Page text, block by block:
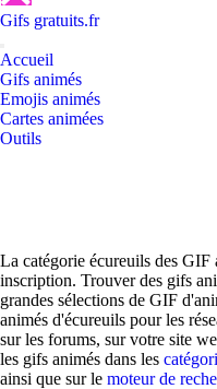
Gifs gratuits.fr
Accueil
Gifs animés
Emojis animés
Cartes animées
Outils
La catégorie écureuils des GIF
inscription. Trouver des gifs
grandes sélections de GIF
animés d'écureuils pour les
sur les forums, sur votre site
les gifs animés dans les
ainsi que sur le moteur de